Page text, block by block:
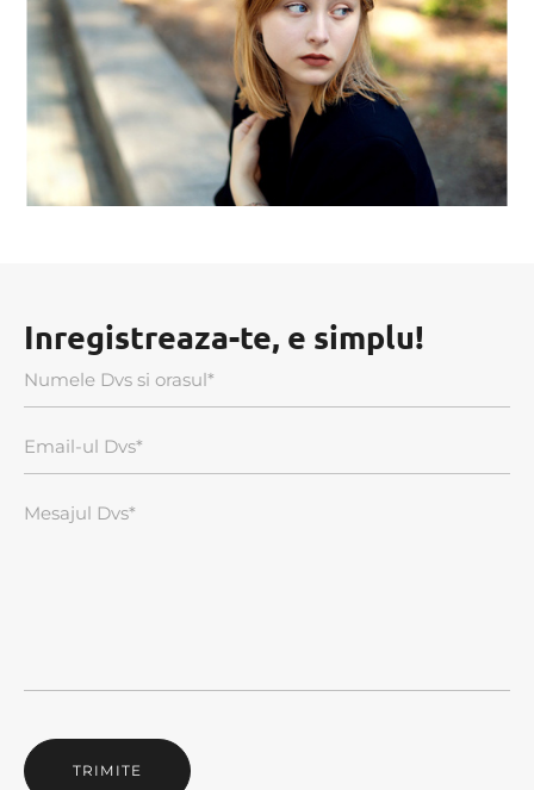
Inregistreaza-te, e simplu!
TRIMITE